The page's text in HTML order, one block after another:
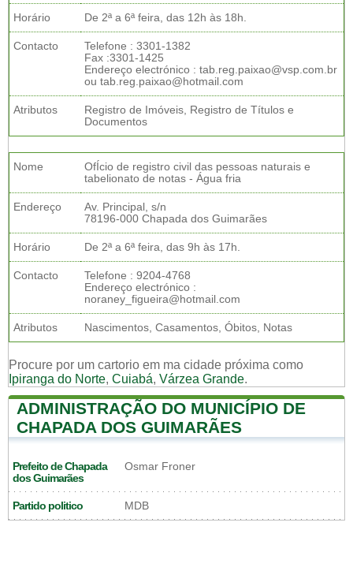
Horário De 2ª a 6ª feira, das 12h às 18h.
Contacto
Telefone : 3301-1382
Fax :3301-1425
Endereço electrónico : tab.reg.paixao@vsp.com.br
ou tab.reg.paixao@hotmail.com
Atributos
Registro de Imóveis, Registro de Títulos e
Documentos
Nome
OfÍcio de registro civil das pessoas naturais e
tabelionato de notas - Água fria
Endereço
Av. Principal, s/n
78196-000 Chapada dos Guimarães
Horário De 2ª a 6ª feira, das 9h às 17h.
Contacto
Telefone : 9204-4768
Endereço electrónico :
noraney_figueira@hotmail.com
Atributos Nascimentos, Casamentos, Óbitos, Notas
Procure por um cartorio em ma cidade próxima como
Ipiranga do Norte, Cuiabá, Várzea Grande.
ADMINISTRAÇÃO DO MUNICÍPIO DE
CHAPADA DOS GUIMARÃES
Prefeito de Chapada
dos Guimarães
Osmar Froner
Partido politico MDB